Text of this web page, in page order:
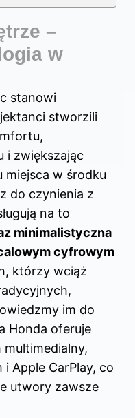
–
w
stanowi
stworzili
i zwiększając
miejsca w środku
do czynienia z
na to
minimalistyczna
cyfrowym
którzy wciąż
im do
Honda oferuje
multimedialny,
Apple CarPlay, co
utwory zawsze